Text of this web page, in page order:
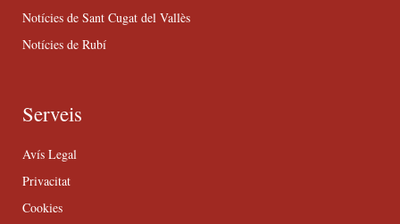
Notícies de Sant Cugat del Vallès
Notícies de Rubí
Serveis
Avís Legal
Privacitat
Cookies